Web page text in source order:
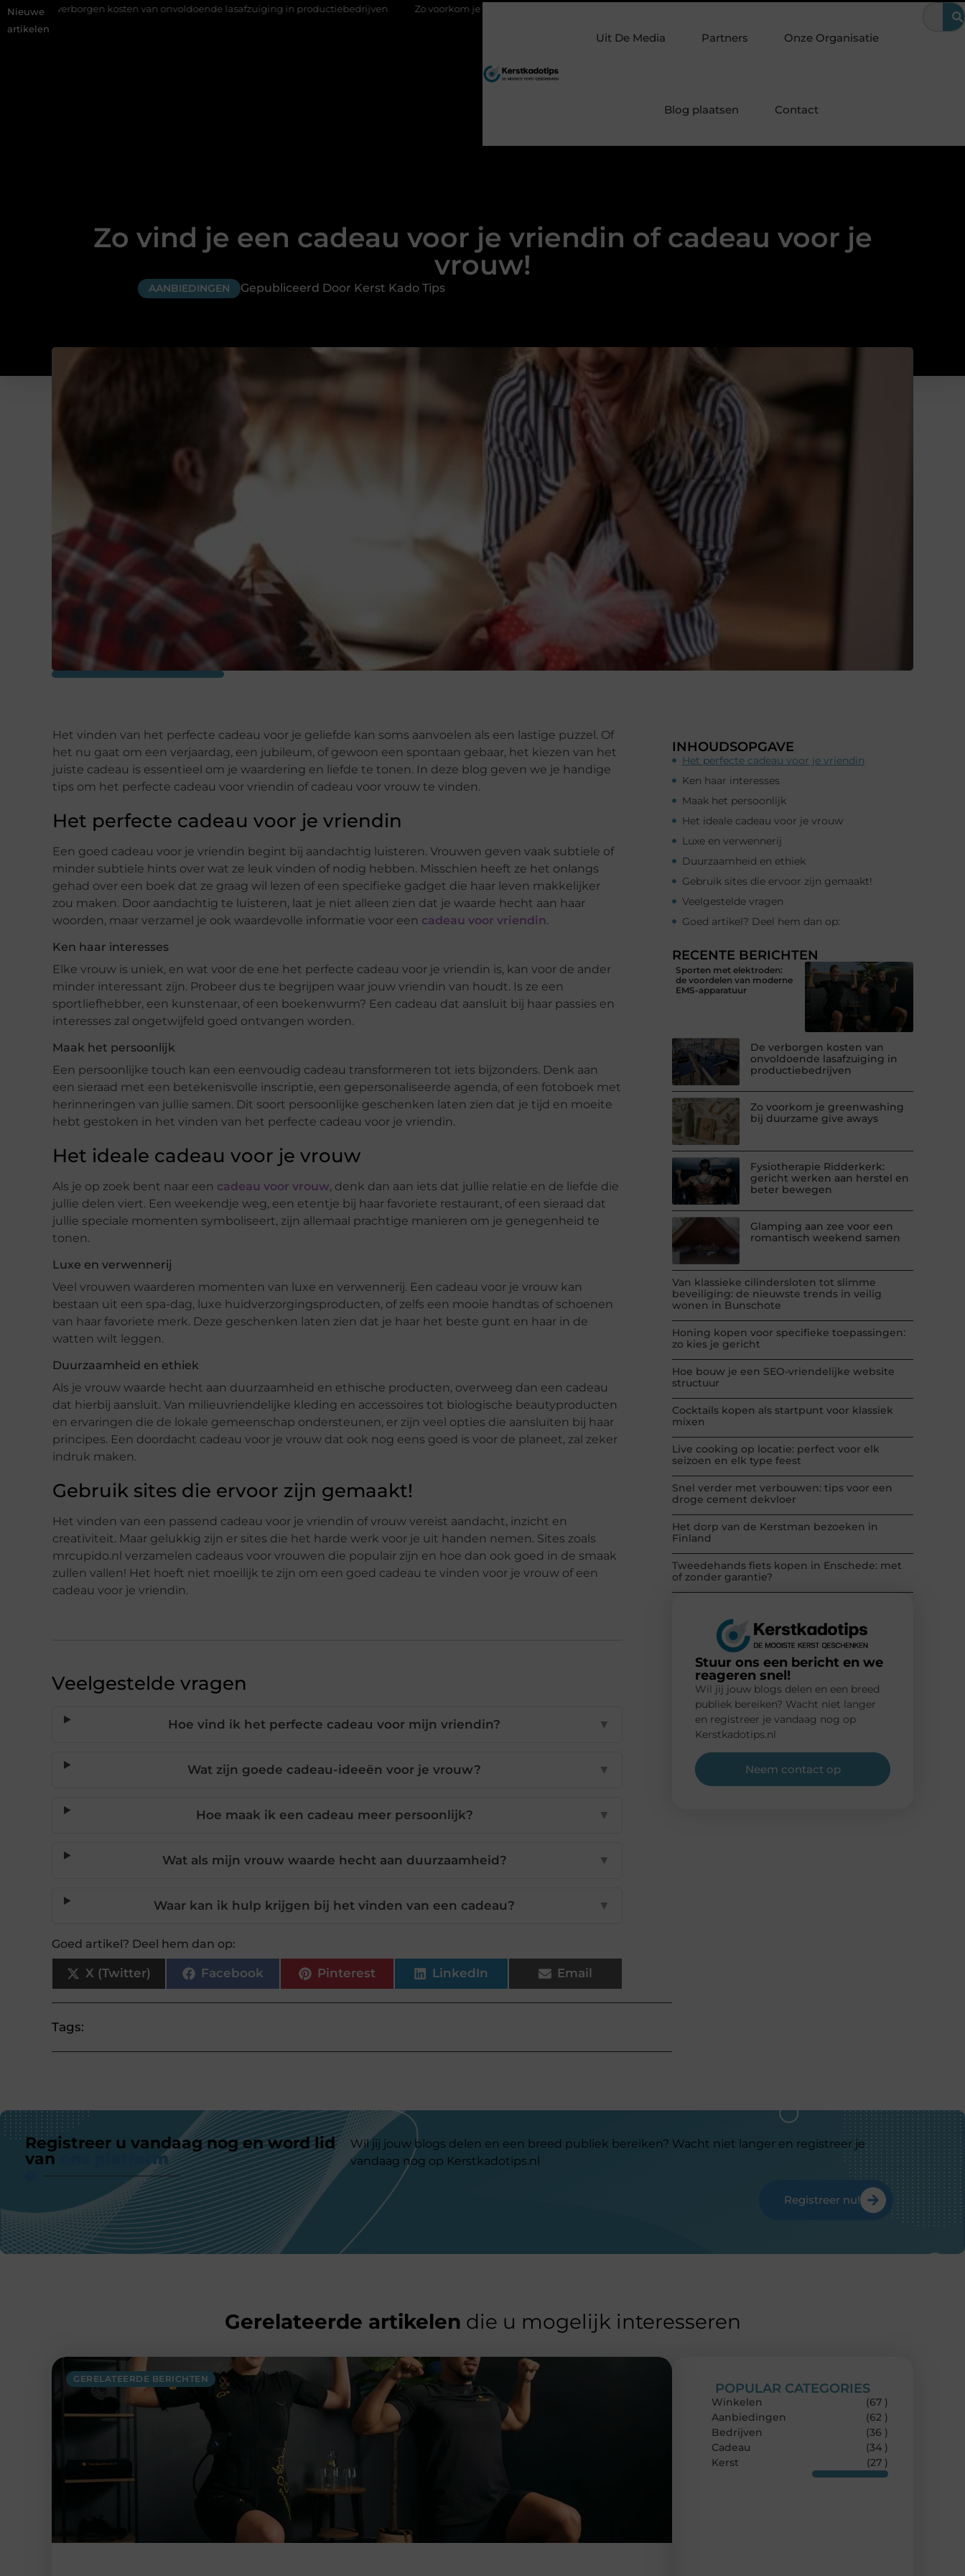
Nieuwe
artikelen
kosten van onvoldoende lasafzuiging in productiebedrijven Zo voorkom je greenwashing bij duurzame give aways
Uit De Media Partners Onze Organisatie
Blog plaatsen Contact
Zo vind je een cadeau voor je vriendin of cadeau voor je
vrouw!
AANBIEDINGEN Gepubliceerd Door Kerst Kado Tips
Het vinden van het perfecte cadeau voor je geliefde kan soms aanvoelen als een lastige puzzel. Of
het nu gaat om een verjaardag, een jubileum, of gewoon een spontaan gebaar, het kiezen van het
juiste cadeau is essentieel om je waardering en liefde te tonen. In deze blog geven we je handige
tips om het perfecte cadeau voor vriendin of cadeau voor vrouw te vinden.
Het perfecte cadeau voor je vriendin
Een goed cadeau voor je vriendin begint bij aandachtig luisteren. Vrouwen geven vaak subtiele of
minder subtiele hints over wat ze leuk vinden of nodig hebben. Misschien heeft ze het onlangs
gehad over een boek dat ze graag wil lezen of een specifieke gadget die haar leven makkelijker
zou maken. Door aandachtig te luisteren, laat je niet alleen zien dat je waarde hecht aan haar
woorden, maar verzamel je ook waardevolle informatie voor een cadeau voor vriendin.
Ken haar interesses
Elke vrouw is uniek, en wat voor de ene het perfecte cadeau voor je vriendin is, kan voor de ander
minder interessant zijn. Probeer dus te begrijpen waar jouw vriendin van houdt. Is ze een
sportliefhebber, een kunstenaar, of een boekenwurm? Een cadeau dat aansluit bij haar passies en
interesses zal ongetwijfeld goed ontvangen worden.
Maak het persoonlijk
Een persoonlijke touch kan een eenvoudig cadeau transformeren tot iets bijzonders. Denk aan
een sieraad met een betekenisvolle inscriptie, een gepersonaliseerde agenda, of een fotoboek met
herinneringen van jullie samen. Dit soort persoonlijke geschenken laten zien dat je tijd en moeite
hebt gestoken in het vinden van het perfecte cadeau voor je vriendin.
Het ideale cadeau voor je vrouw
Als je op zoek bent naar een cadeau voor vrouw, denk dan aan iets dat jullie relatie en de liefde die
jullie delen viert. Een weekendje weg, een etentje bij haar favoriete restaurant, of een sieraad dat
jullie speciale momenten symboliseert, zijn allemaal prachtige manieren om je genegenheid te
tonen.
Luxe en verwennerij
Veel vrouwen waarderen momenten van luxe en verwennerij. Een cadeau voor je vrouw kan
bestaan uit een spa-dag, luxe huidverzorgingsproducten, of zelfs een mooie handtas of schoenen
van haar favoriete merk. Deze geschenken laten zien dat je haar het beste gunt en haar in de
watten wilt leggen.
Duurzaamheid en ethiek
Als je vrouw waarde hecht aan duurzaamheid en ethische producten, overweeg dan een cadeau
dat hierbij aansluit. Van milieuvriendelijke kleding en accessoires tot biologische beautyproducten
en ervaringen die de lokale gemeenschap ondersteunen, er zijn veel opties die aansluiten bij haar
principes. Een doordacht cadeau voor je vrouw dat ook nog eens goed is voor de planeet, zal zeker
indruk maken.
Gebruik sites die ervoor zijn gemaakt!
Het vinden van een passend cadeau voor je vriendin of vrouw vereist aandacht, inzicht en
creativiteit. Maar gelukkig zijn er sites die het harde werk voor je uit handen nemen. Sites zoals
mrcupido.nl verzamelen cadeaus voor vrouwen die populair zijn en hoe dan ook goed in de smaak
zullen vallen! Het hoeft niet moeilijk te zijn om een goed cadeau te vinden voor je vrouw of een
cadeau voor je vriendin.
Veelgestelde vragen
Hoe vind ik het perfecte cadeau voor mijn vriendin? ▼
Wat zijn goede cadeau-ideeën voor je vrouw? ▼
Hoe maak ik een cadeau meer persoonlijk? ▼
Wat als mijn vrouw waarde hecht aan duurzaamheid? ▼
Waar kan ik hulp krijgen bij het vinden van een cadeau? ▼
Goed artikel? Deel hem dan op:
X (Twitter) Facebook Pinterest LinkedIn Email
Tags:
INHOUDSOPGAVE
Het perfecte cadeau voor je vriendin
Ken haar interesses
Maak het persoonlijk
Het ideale cadeau voor je vrouw
Luxe en verwennerij
Duurzaamheid en ethiek
Gebruik sites die ervoor zijn gemaakt!
Veelgestelde vragen
Goed artikel? Deel hem dan op:
RECENTE BERICHTEN
Sporten met elektroden:
de voordelen van moderne
EMS-apparatuur
De verborgen kosten van
onvoldoende lasafzuiging in
productiebedrijven
Zo voorkom je greenwashing
bij duurzame give aways
Fysiotherapie Ridderkerk:
gericht werken aan herstel en
beter bewegen
Glamping aan zee voor een
romantisch weekend samen
Van klassieke cilindersloten tot slimme
beveiliging: de nieuwste trends in veilig
wonen in Bunschote
Honing kopen voor specifieke toepassingen:
zo kies je gericht
Hoe bouw je een SEO-vriendelijke website
structuur
Cocktails kopen als startpunt voor klassiek
mixen
Live cooking op locatie: perfect voor elk
seizoen en elk type feest
Snel verder met verbouwen: tips voor een
droge cement dekvloer
Het dorp van de Kerstman bezoeken in
Finland
Tweedehands fiets kopen in Enschede: met
of zonder garantie?
Stuur ons een bericht en we
reageren snel!
Wil jij jouw blogs delen en een breed
publiek bereiken? Wacht niet langer
en registreer je vandaag nog op
Kerstkadotips.nl
Neem contact op
Registreer u vandaag nog en word lid
van
ons platform
Wil jij jouw blogs delen en een breed publiek bereiken? Wacht niet langer en registreer je
vandaag nog op Kerstkadotips.nl
Registreer nu!
Gerelateerde artikelen die u mogelijk interesseren
GERELATEERDE BERICHTEN
POPULAR CATEGORIES
Winkelen
(67 )
Aanbiedingen
(62 )
Bedrijven
(36 )
Cadeau
(34 )
Kerst
(27 )